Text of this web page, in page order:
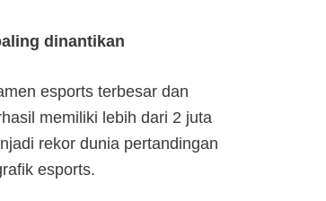
dinantikan
esports terbesar dan
memiliki lebih dari 2 juta
rekor dunia pertandingan
esports.